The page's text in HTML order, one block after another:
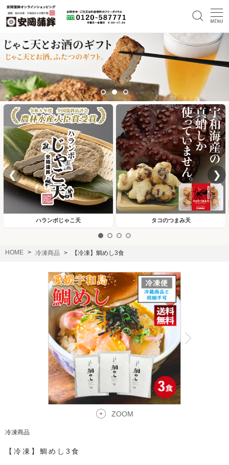
ハランボじゃこ天 タコのつまみ天
❮ ❯
HOME 冷凍商品 【冷凍】鯛めし3食
ZOOM
冷凍商品
【冷凍】鯛めし3食